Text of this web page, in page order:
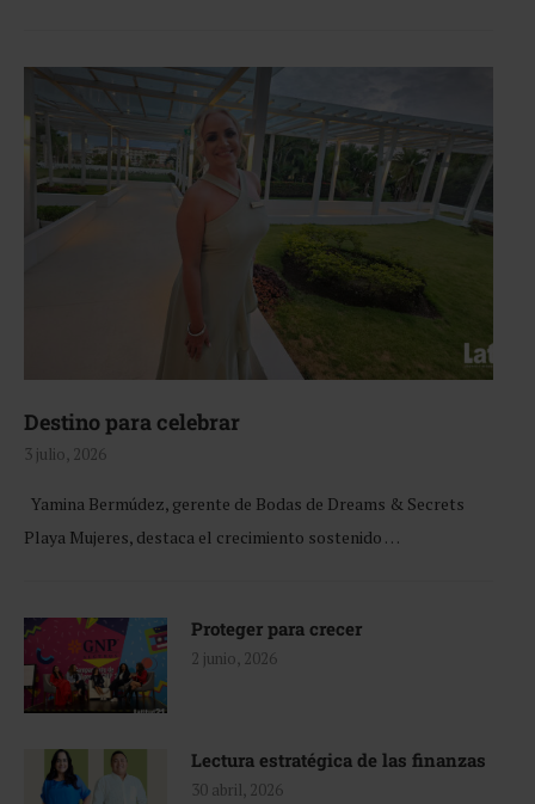
Destino para celebrar
3 julio, 2026
Yamina Bermúdez, gerente de Bodas de Dreams & Secrets
Playa Mujeres, destaca el crecimiento sostenido …
Proteger para crecer
2 junio, 2026
Lectura estratégica de las finanzas
30 abril, 2026